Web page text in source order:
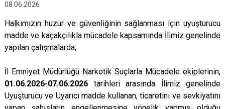
08.06.2026
Halkımızın huzur ve güvenliğinin sağlanması için uyuşturucu
madde ve kaçakçılıkla mücadele kapsamında İlimiz genelinde
yapılan çalışmalarda;
İl Emniyet Müdürlüğü Narkotik Suçlarla Mücadele ekiplerinin,
01.06.2026-07.06.2026 tarihleri arasında İlimiz genelinde
Uyuşturucu ve Uyarıcı madde kullanan, ticaretini ve sevkiyatını